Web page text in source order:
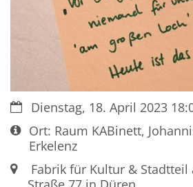
Datum:Dienstag, 18. April 2023
Art bzw. Nummer:
Ort: Raum KABinett,
Erkelenz
Ort: Fabrik für Kultur &